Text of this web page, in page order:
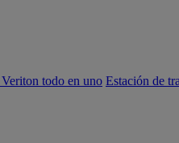
todo en uno Estación de